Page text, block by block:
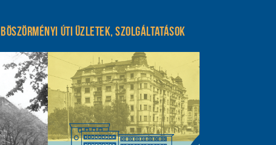
Böszörményi úti üzletek, szolgáltatások